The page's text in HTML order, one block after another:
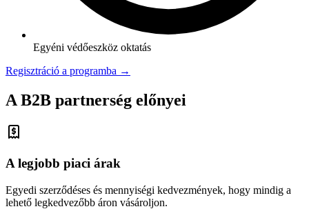
Egyéni védőeszköz oktatás
Regisztráció a programba →
A B2B partnerség előnyei
A legjobb piaci árak
Egyedi szerződéses és mennyiségi kedvezmények, hogy mindig a
lehető legkedvezőbb áron vásároljon.